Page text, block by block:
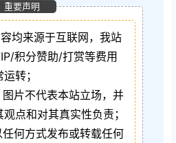
重要声明
均来源于互联网，我站
积分赞助/打赏等费用
转；
片不代表本站立场，并
点和对其真实性负责；
何方式发布或转载任何